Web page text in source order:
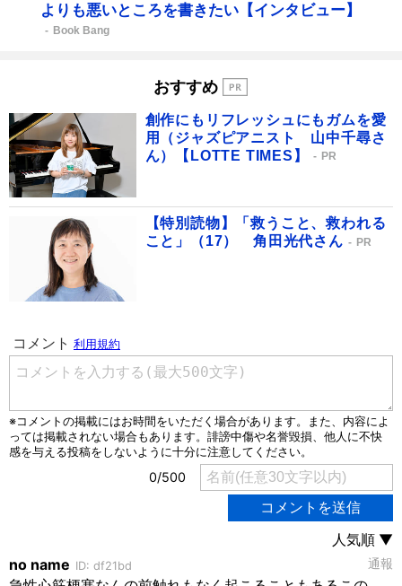
よりも悪いところを書きたい【インタビュー】
Book Bang
おすすめ
創作にもリフレッシュにもガムを愛
用（ジャズピアニスト 山中千尋さ
ん）【LOTTE TIMES】
PR
【特別読物】「救うこと、救われる
こと」（17） 角田光代さん
PR